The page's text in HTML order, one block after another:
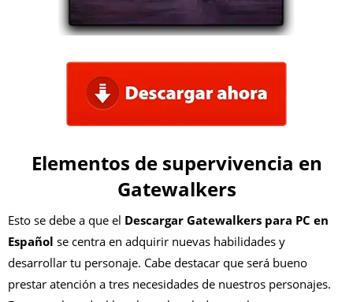
Elementos de supervivencia en
Gatewalkers
Esto se debe a que el Descargar Gatewalkers para PC en
Español se centra en adquirir nuevas habilidades y
desarrollar tu personaje. Cabe destacar que será bueno
prestar atención a tres necesidades de nuestros personajes.